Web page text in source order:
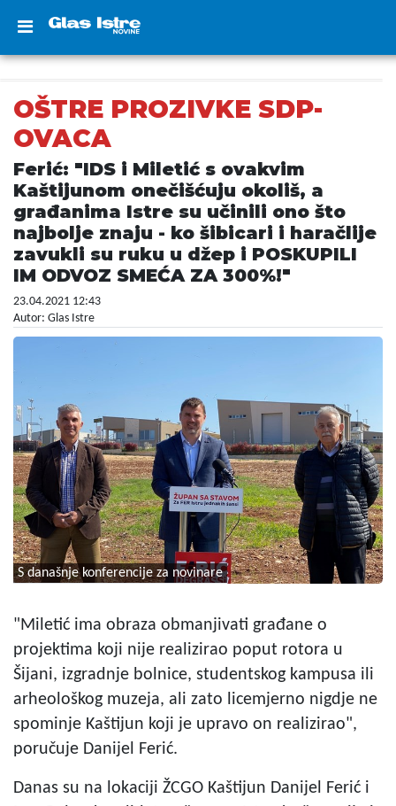
OŠTRE PROZIVKE SDP-
OVACA
Ferić: "IDS i Miletić s ovakvim
Kaštijunom onečišćuju okoliš, a
građanima Istre su učinili ono što
najbolje znaju - ko šibicari i haračlije
zavukli su ruku u džep i POSKUPILI
IM ODVOZ SMEĆA ZA 300%!"
23.04.2021 12:43
Autor: Glas Istre
S današnje konferencije za novinare
"Miletić ima obraza obmanjivati građane o
projektima koji nije realizirao poput rotora u
Šijani, izgradnje bolnice, studentskog kampusa ili
arheološkog muzeja, ali zato licemjerno nigdje ne
spominje Kaštijun koji je upravo on realizirao",
poručuje Danijel Ferić.
Danas su na lokaciji ŽCGO Kaštijun Danijel Ferić i